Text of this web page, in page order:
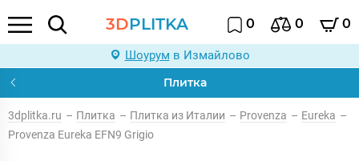
3DPLITKA 0 0 0
Шоурум в Измайлово
Плитка
3dplitka.ru – Плитка – Плитка из Италии – Provenza – Eureka –
Provenza Eureka EFN9 Grigio